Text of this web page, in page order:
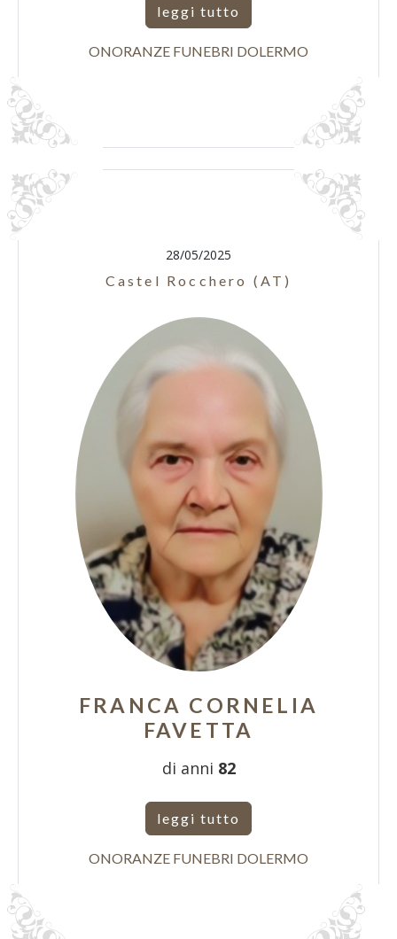
leggi tutto
ONORANZE FUNEBRI DOLERMO
28/05/2025
Castel Rocchero (AT)
FRANCA CORNELIA
FAVETTA
di anni 82
leggi tutto
ONORANZE FUNEBRI DOLERMO